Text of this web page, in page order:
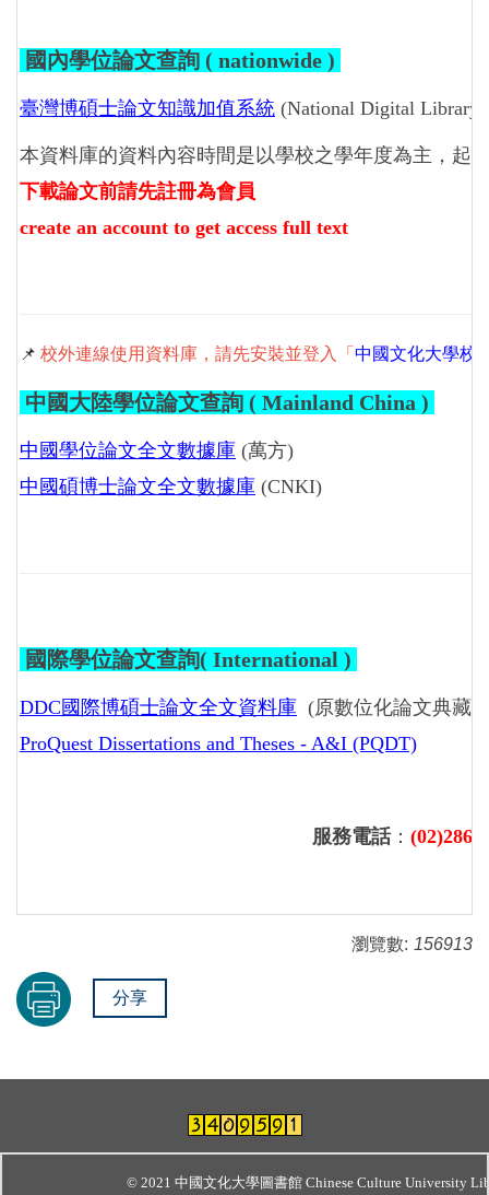
國內學位論文查詢 ( nationwide )
臺灣博碩士論文知識加值系統 (National Digital Library
本資料庫的資料內容時間是以學校之學年度為主，起
下載論文前請先註冊為會員
create an account to get access full text
📌 校外連線使用資料庫，請先安裝並登入「 中國文化大學校
中國大陸學位論文查詢 ( Mainland China )
中國學位論文全文數據庫 (萬方)
中國碩博士論文全文數據庫 (CNKI)
國際學位論文查詢( International )
DDC國際博碩士論文全文資料庫 (原數位化論文典藏
ProQuest Dissertations and Theses - A&I (PQDT)
服務電話：
瀏覽數: 156913
分享
© 2021 中國文化大學圖書館 Chinese Culture University